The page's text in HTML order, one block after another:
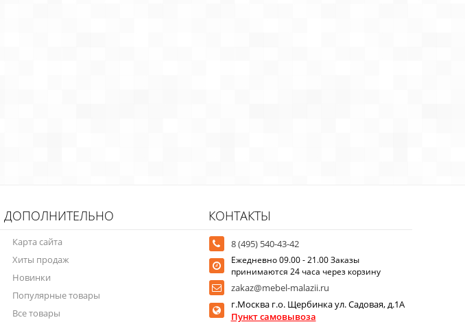
ДОПОЛНИТЕЛЬНО
Карта сайта
Хиты продаж
Новинки
Популярные товары
Все товары
КОНТАКТЫ
8 (495) 540-43-42
Ежедневно 09.00 - 21.00 Заказы
принимаются 24 часа через корзину
zakaz@mebel-malazii.ru
г.Москва г.о. Щербинка ул. Садовая, д.1А
Пункт самовывоза